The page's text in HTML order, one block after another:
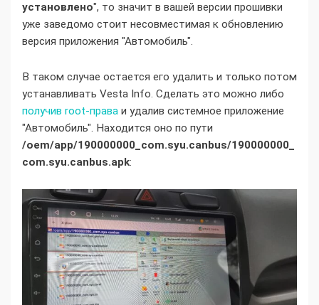
установлено", то значит в вашей версии прошивки
уже заведомо стоит несовместимая к обновлению
версия приложения "Автомобиль".
В таком случае остается его удалить и только потом
устанавливать Vesta Info. Сделать это можно либо
получив root-права и удалив системное приложение
"Автомобиль". Находится оно по пути
/oem/app/190000000_com.syu.canbus/190000000_
com.syu.canbus.apk: